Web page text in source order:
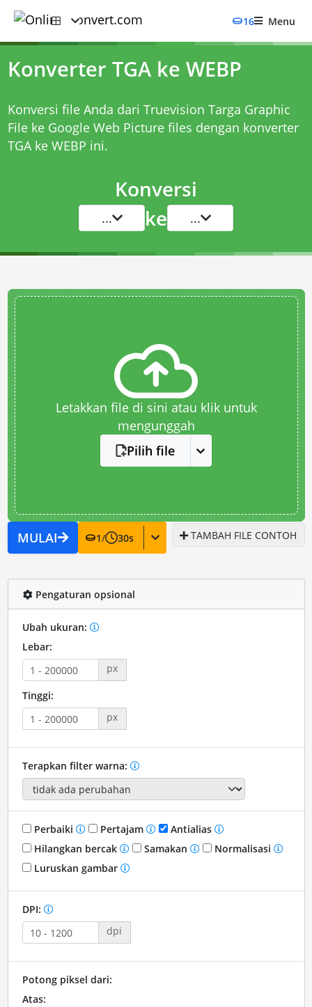
16 Menu
Konverter TGA ke WEBP
Konversi file Anda dari Truevision Targa Graphic
File ke Google Web Picture files dengan konverter
TGA ke WEBP ini.
Konversi
... ke ...
Letakkan file di sini atau klik untuk
mengunggah
Pilih file
MULAI 1/ 30s TAMBAH FILE CONTOH
Pengaturan opsional
Ubah ukuran:
Lebar:
px
Tinggi:
px
Terapkan filter warna:
Perbaiki Pertajam
Antialias
Hilangkan bercak
Samakan
Normalisasi
Luruskan gambar
DPI:
dpi
Potong piksel dari:
Atas: